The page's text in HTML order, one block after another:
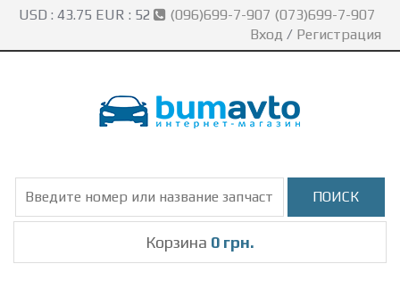
USD : 43.75 EUR : 52
(096)699-7-907 (073)699-7-907
Вход / Регистрация
Корзина 0 грн.